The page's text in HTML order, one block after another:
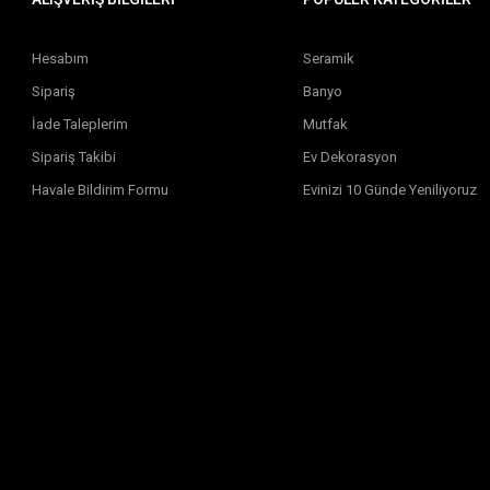
Hesabım
Sipariş
İade Taleplerim
Sipariş Takibi
Havale Bildirim Formu
Seramik
Banyo
Mutfak
Ev Dekorasyon
Evinizi 10 Günde Yeniliyoruz